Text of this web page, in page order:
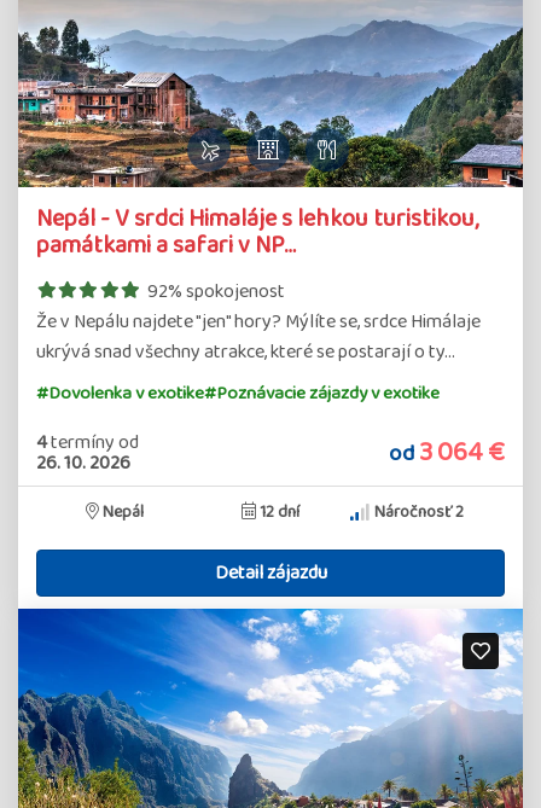
Nepál - V srdci Himaláje s lehkou turistikou,
památkami a safari v NP…
92% spokojenost
Že v Nepálu najdete "jen" hory? Mýlíte se, srdce Himálaje
ukrývá snad všechny atrakce, které se postarají o ty…
#Dovolenka v exotike#Poznávacie zájazdy v exotike
4termínyod
26. 10. 2026 od3 064 €
Nepál 12 dní Náročnosť 2
Detail zájazdu
zájazdu